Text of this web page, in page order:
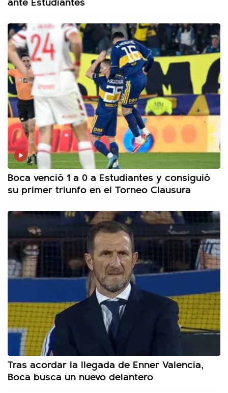
Boca venció 1 a 0 a Estudiantes y consiguió
su primer triunfo en el Torneo Clausura
Tras acordar la llegada de Enner Valencia,
Boca busca un nuevo delantero